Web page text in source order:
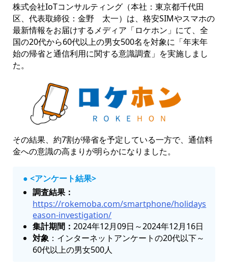
株式会社IoTコンサルティング（本社：東京都千代田
区、代表取締役：金野 太一）は、格安SIMやスマホの
最新情報をお届けするメディア「ロケホン」にて、全
国の20代から60代以上の男女500名を対象に「年末年
始の帰省と通信利用に関する意識調査」を実施しまし
た。
その結果、約7割が帰省を予定している一方で、通信料
金への意識の高まりが明らかになりました。
● <アンケート結果>
調査結果：
https://rokemoba.com/smartphone/holidays
eason-investigation/
集計期間：2024年12月09日～2024年12月16日
対象 ：インターネットアンケートの20代以下～
60代以上の男女500人